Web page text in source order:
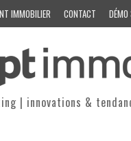
IMMOBILIER CONTACT
| innovations &